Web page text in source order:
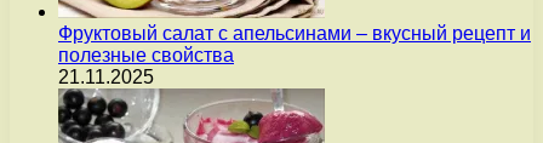
Фруктовый салат с апельсинами – вкусный рецепт и
полезные свойства
21.11.2025